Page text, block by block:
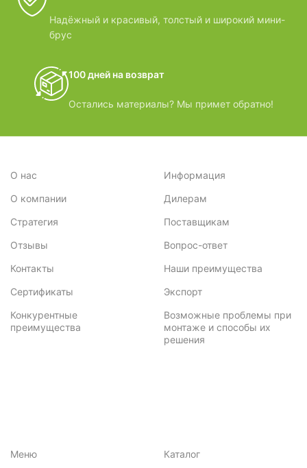
Надёжный и красивый, толстый и широкий мини-
брус
100 дней на возврат
Остались материалы? Мы примет обратно!
О нас
О компании
Стратегия
Отзывы
Контакты
Сертификаты
Конкурентные
преимущества
Информация
Дилерам
Поставщикам
Вопрос-ответ
Наши преимущества
Экспорт
Возможные проблемы при
монтаже и способы их
решения
Меню
Каталог